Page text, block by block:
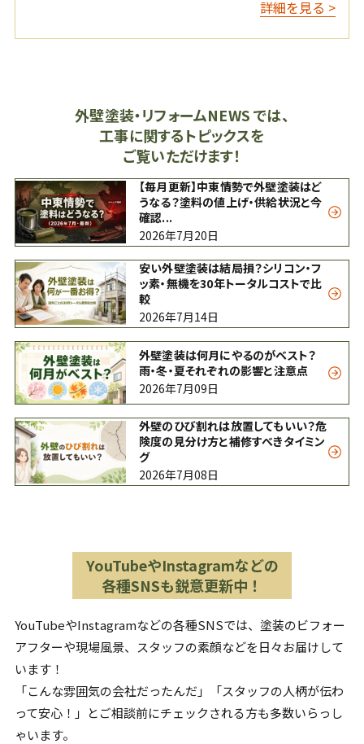
詳細を見る >
外壁塗装・リフォームNEWS では、
工事に関するトピックスを
ご覧いただけます！
【毎月更新】中東情勢で外壁塗装はど
うなる？塗料の値上げ・供給状況と今
確認...
2026年7月20日
安い外壁塗装は結局損？シリコン・フ
ッ素・無機を30年トータルコストで比
較
2026年7月14日
外壁塗装は何月にやるのがベスト？
雨・冬・夏それぞれの影響と注意点
2026年7月09日
外壁のひび割れは放置してもいい？危
険度の見分け方と補修すべきタイミン
グ
2026年7月08日
YouTubeやInstagramなどの
各種SNSも鋭意更新中！
YouTubeやInstagramなどの各種SNSでは、塗装のビフォー
アフターや現場風景、スタッフの素顔などを日々お届けして
います！
「こんな雰囲気の会社だったんだ」「スタッフの人柄が伝わ
って安心！」とご相談前にチェックされる方も多数いらっし
ゃいます。